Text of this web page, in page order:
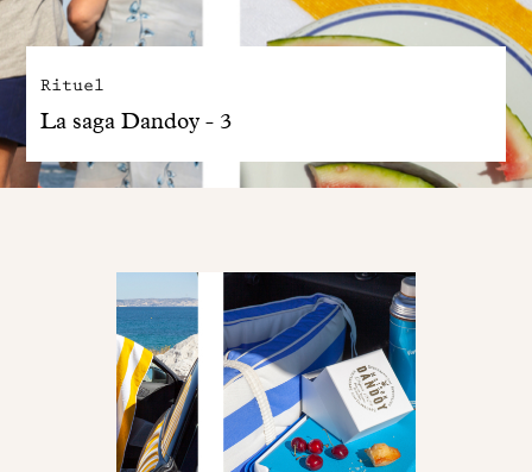
Rituel
La saga Dandoy - 3